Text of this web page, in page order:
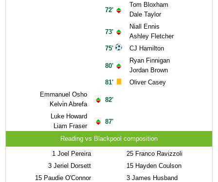
Emmanuel Osho
Kelvin Abrefa
Luke Howard
Liam Fraser
72'
73'
75'
80'
81'
82'
87'
Tom Bloxham
Dale Taylor
Niall Ennis
Ashley Fletcher
CJ Hamilton
Ryan Finnigan
Jordan Brown
Oliver Casey
Reading vs Blackpool composition
1 Joel Pereira
3 Jeriel Dorsett
15 Paudie O'Connor
25 Franco Ravizzoli
15 Hayden Coulson
3 James Husband